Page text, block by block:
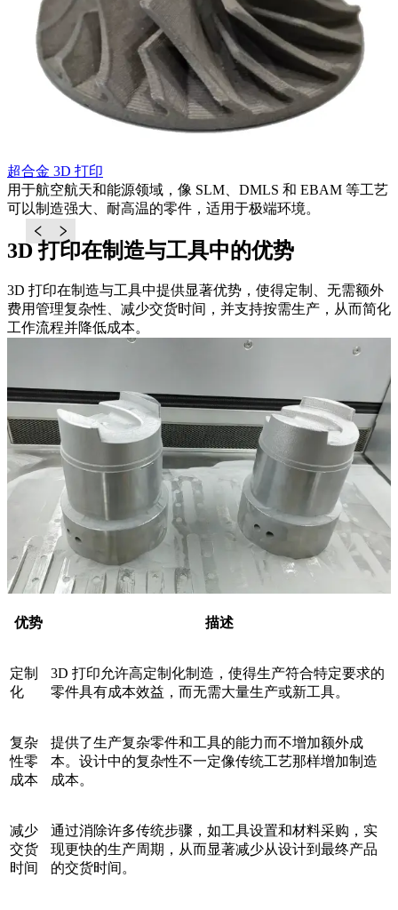
超合金 3D 打印
用于航空航天和能源领域，像 SLM、DMLS 和 EBAM 等工艺
可以制造强大、耐高温的零件，适用于极端环境。
3D 打印在制造与工具中的优势
3D 打印在制造与工具中提供显著优势，使得定制、无需额外
费用管理复杂性、减少交货时间，并支持按需生产，从而简化
工作流程并降低成本。
优势 描述
定制
化
3D 打印允许高定制化制造，使得生产符合特定要求的
零件具有成本效益，而无需大量生产或新工具。
复杂
性零
成本
提供了生产复杂零件和工具的能力而不增加额外成
本。设计中的复杂性不一定像传统工艺那样增加制造
成本。
减少
交货
时间
通过消除许多传统步骤，如工具设置和材料采购，实
现更快的生产周期，从而显著减少从设计到最终产品
的交货时间。